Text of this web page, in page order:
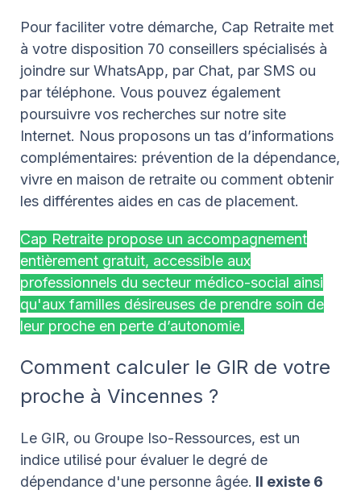
Pour faciliter votre démarche, Cap Retraite met
à votre disposition 70 conseillers spécialisés à
joindre sur WhatsApp, par Chat, par SMS ou
par téléphone. Vous pouvez également
poursuivre vos recherches sur notre site
Internet. Nous proposons un tas d’informations
complémentaires: prévention de la dépendance,
vivre en maison de retraite ou comment obtenir
les différentes aides en cas de placement.
Cap Retraite propose un accompagnement
entièrement gratuit, accessible aux
professionnels du secteur médico-social ainsi
qu'aux familles désireuses de prendre soin de
leur proche en perte d’autonomie.
Comment calculer le GIR de votre
proche à Vincennes ?
Le GIR, ou Groupe Iso-Ressources, est un
indice utilisé pour évaluer le degré de
dépendance d'une personne âgée. Il existe 6